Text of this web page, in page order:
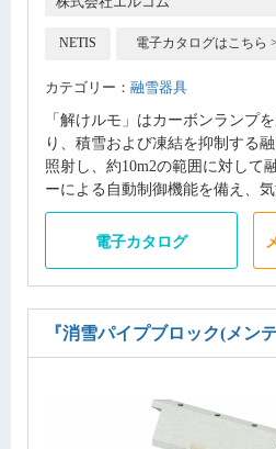
NETIS 電子カタログはこちら >
カテゴリー： 融雪器具
「解けルモ」はカーボンランプ
り、積雪および凍結を抑制する
照射し、約10m2の範囲に対して
ーによる自動制御機能を備え、気
電子カタログ
『消雪パイプブロック(メン